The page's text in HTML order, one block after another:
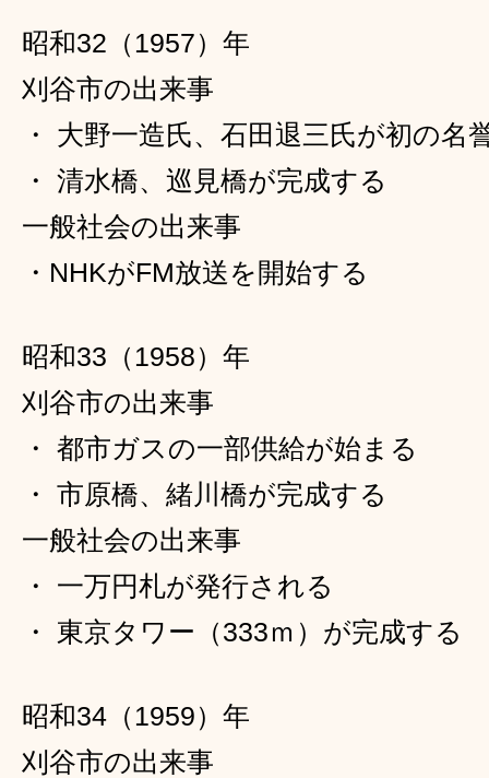
昭和32（1957）年
刈谷市の出来事
・ 大野一造氏、石田退三氏が初の名
・ 清水橋、巡見橋が完成する
一般社会の出来事
・NHKがFM放送を開始する
昭和33（1958）年
刈谷市の出来事
・ 都市ガスの一部供給が始まる
・ 市原橋、緒川橋が完成する
一般社会の出来事
・ 一万円札が発行される
・ 東京タワー（333ｍ）が完成する
昭和34（1959）年
刈谷市の出来事